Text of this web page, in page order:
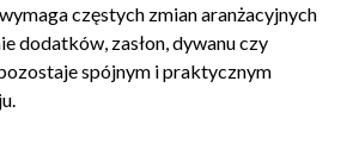
częstych zmian aranżacyjnych
dodatków, zasłon, dywanu czy
spójnym i praktycznym